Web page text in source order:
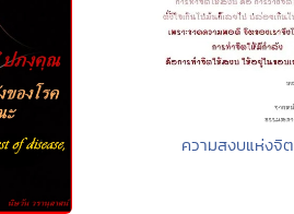
ความสงบแห่งจิต